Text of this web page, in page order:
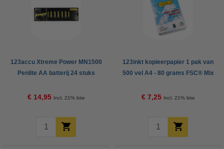
123accu Xtreme Power MN1500
Penlite AA batterij 24 stuks
€ 14,95 Incl. 21% btw
123inkt kopieerpapier 1 pak van
500 vel A4 - 80 grams FSC® Mix
€ 7,25 Incl. 21% btw